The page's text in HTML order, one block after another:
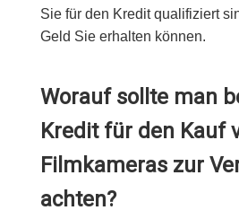
Sie für den Kredit qualifiziert
Geld Sie erhalten können.
Worauf sollte man
Kredit für den Kauf
Filmkameras zur
achten?